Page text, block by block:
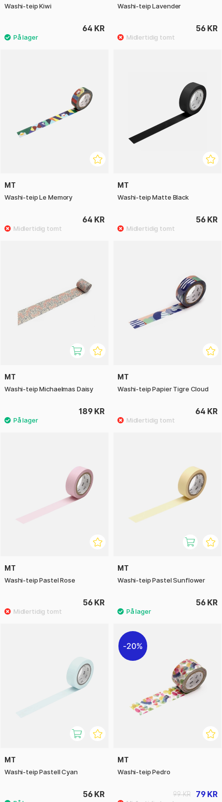
Washi-teip Kiwi
64 KR
Washi-teip Lavender
56 KR
MT
Washi-teip Le Memory
64 KR
MT
Washi-teip Matte Black
56 KR
MT
Washi-teip Michaelmas Daisy
189 KR
MT
Washi-teip Papier Tigre Cloud
64 KR
MT
Washi-teip Pastel Rose
56 KR
MT
Washi-teip Pastel Sunflower
56 KR
MT
Washi-teip Pastell Cyan
56 KR
20%
MT
Washi-teip Pedro
79 KR
99 KR